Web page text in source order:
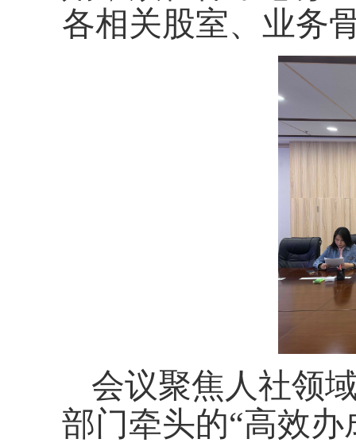
各相关股室、业务
会议聚焦人社领
部门牵头的“高效